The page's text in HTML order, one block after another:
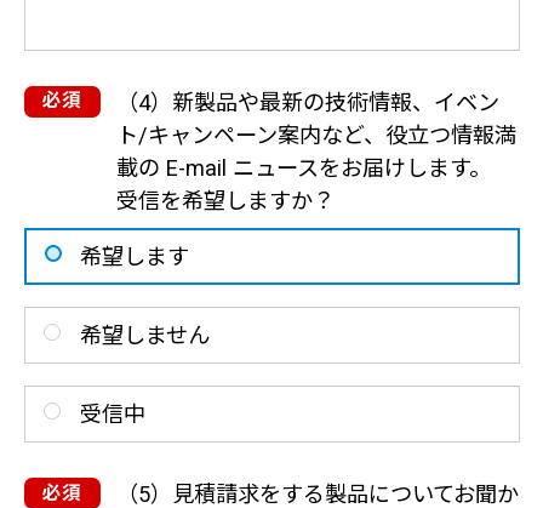
（4）新製品や最新の技術情報、イベン
ト/キャンペーン案内など、役立つ情報満
載の E-mail ニュースをお届けします。
受信を希望しますか？
希望します
希望しません
受信中
（5）見積請求をする製品についてお聞か